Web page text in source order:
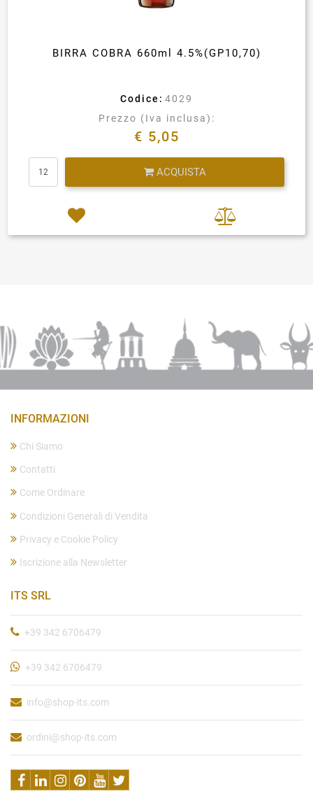
BIRRA COBRA 660ml 4.5%(GP10,70)
Codice: 4029
Prezzo (Iva inclusa):
€ 5,05
ACQUISTA
INFORMAZIONI
Chi Siamo
Contatti
Come Ordinare
Condizioni Generali di Vendita
Privacy e Cookie Policy
Iscrizione alla Newsletter
ITS SRL
+39 342 6706479
+39 342 6706479
info@shop-its.com
ordini@shop-its.com